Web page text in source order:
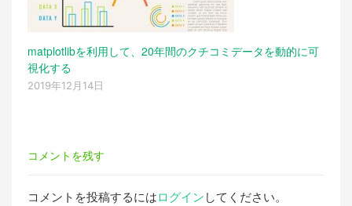
matplotlibを利用して、20年間のクチコミデータを動的に可
視化する
2019年12月14日
コメントを残す
コメントを投稿するにはログイン してください。